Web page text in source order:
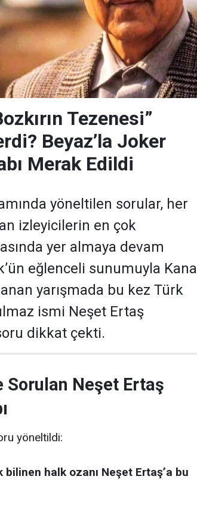
Tezenesi”
Beyaz’la Joker
Merak Edildi
yöneltilen sorular, her
izleyicilerin en çok
yer almaya devam
eğlenceli sunumuyla Kanal
yarışmada bu kez Türk
ismi Neşet Ertaş
dikkat çekti.
Sorulan Neşet Ertaş
yöneltildi:
bilinen halk ozanı Neşet Ertaş’a bu